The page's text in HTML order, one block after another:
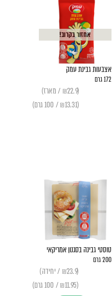
אחזור בקרוב!
אצבעות גבינת עמק
172 גרם
(₪22.9 / מארז)
(₪13.31 / 100 גרם)
טוסטי גבינה בסגנון אמריקאי
200 גרם
(₪23.9 / יחידה)
(₪11.95 / 100 גרם)